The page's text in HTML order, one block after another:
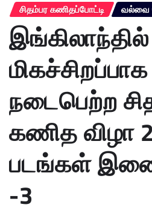
சிதம்பர கணிதப்போட்டி வல்வை
இங்கிலாந்தில்
மிகச்சிறப்பாக
நடைபெற்ற
கணித விழா
படங்கள்
-3